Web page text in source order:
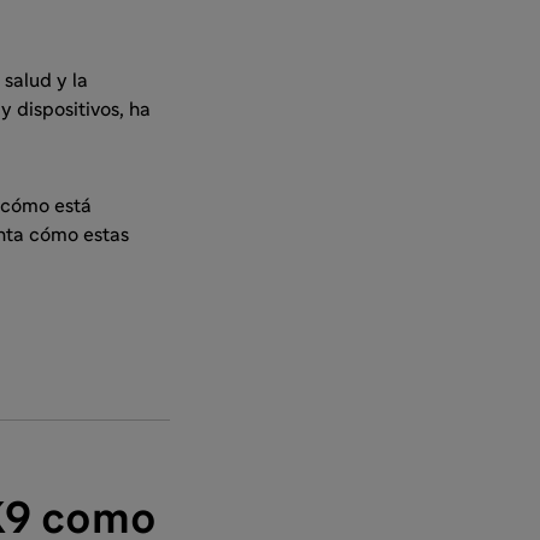
y la
dispositivos, ha
está
cómo estas
como